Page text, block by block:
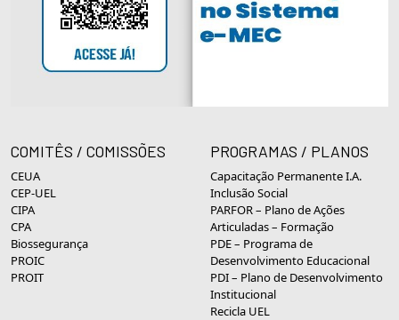
COMITÊS / COMISSÕES
CEUA
CEP-UEL
CIPA
CPA
Biossegurança
PROIC
PROIT
PROGRAMAS / PLANOS
Capacitação Permanente I.A.
Inclusão Social
PARFOR – Plano de Ações
Articuladas – Formação
PDE – Programa de
Desenvolvimento Educacional
PDI – Plano de Desenvolvimento
Institucional
Recicla UEL